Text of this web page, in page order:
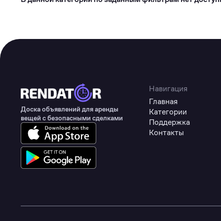
Товары для животных
Здоровье
Цифровые товары
Доска объявлений для аренды
вещей с безопасными сделками
Навигация
Главная
Категории
Поддержка
Контакты